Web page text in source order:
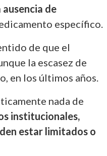
de
específico.
de que el
la escasez de
en los últimos años.
nada de
institucionales,
estar limitados o